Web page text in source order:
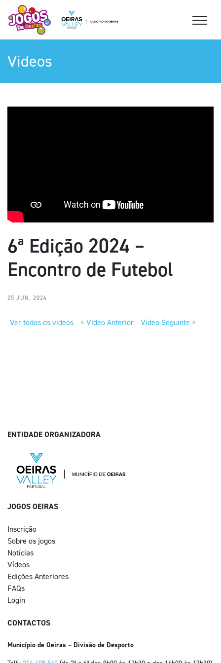
Videos
6ª Edição 2024 –
Encontro de Futebol
25 JUN, 2024
Ver todos os videos < Video Anterior Video Seguinte >
ENTIDADE ORGANIZADORA
JOGOS OEIRAS
Inscrição
Sobre os jogos
Notícias
Vídeos
Edições Anteriores
FAQs
Login
CONTACTOS
Município de Oeiras – Divisão de Desporto